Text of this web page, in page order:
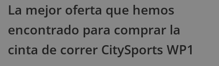
La mejor oferta que hemos
encontrado para comprar la
cinta de correr CitySports WP1